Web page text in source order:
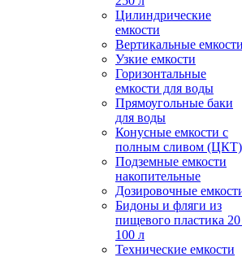
Цилиндрические
емкости
Вертикальные емкости
Узкие емкости
Горизонтальные
емкости для воды
Прямоугольные баки
для воды
Конусные емкости с
полным сливом (ЦКТ)
Подземные емкости
накопительные
Дозировочные
Бидоны и фляги из
пищевого пластика
100 л
Технические емкости